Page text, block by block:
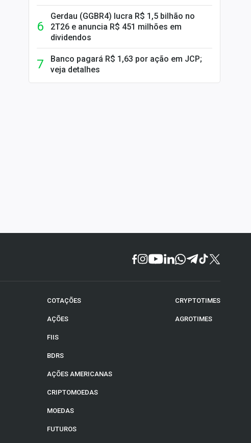
Gerdau (GGBR4) lucra R$ 1,5 bilhão no
2T26 e anuncia R$ 451 milhões em
dividendos
Banco pagará R$ 1,63 por ação em JCP;
veja detalhes
COTAÇÕES
AÇÕES
FIIS
BDRS
AÇÕES AMERICANAS
CRIPTOMOEDAS
MOEDAS
FUTUROS
CRYPTOTIMES
AGROTIMES